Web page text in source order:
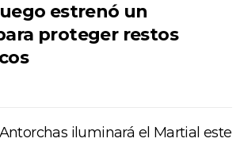
estrenó un
proteger restos
iluminará el Martial este